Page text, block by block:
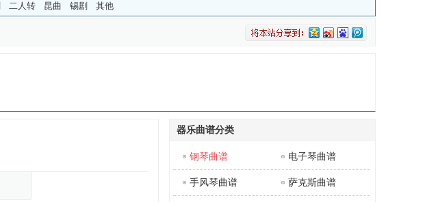
二人转 昆曲 锡剧 其他
器乐曲谱分类
钢琴曲谱 电子琴曲谱
手风琴曲谱 萨克斯曲谱